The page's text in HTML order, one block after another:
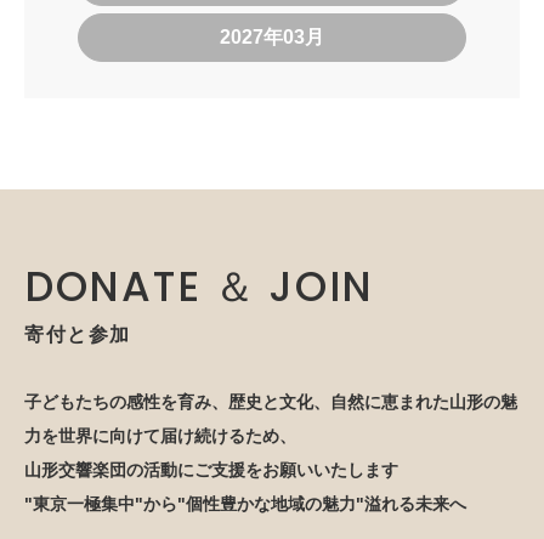
2027年03月
DONATE ＆ JOIN
寄付と参加
子どもたちの感性を育み、歴史と文化、自然に恵まれた山形の魅
力を世界に向けて届け続けるため、
山形交響楽団の活動にご支援をお願いいたします
"東京一極集中"から"個性豊かな地域の魅力"溢れる未来へ